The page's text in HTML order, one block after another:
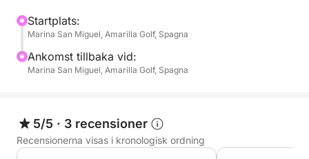
Bad- och snorkelstopp i lugna vikar
Koppla av ombord med svalkande drycker och
Förklaringar på italienska (och andra språk) om det
marina livet och kusten
Startplats:
Marina San Miguel, Amarilla Golf, Spagna
Ankomst tillbaka vid:
Marina San Miguel, Amarilla Golf, Spagna
5/5 · 3 recensioner
Recensionerna visas i kronologisk ordning